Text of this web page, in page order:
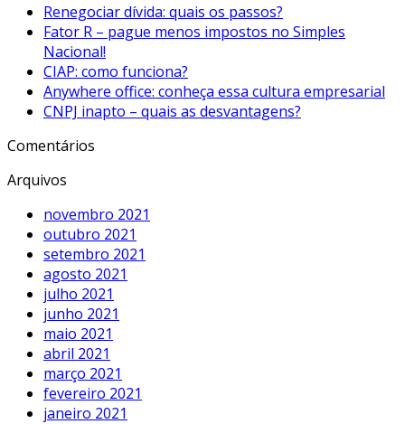
Renegociar dívida: quais os passos?
Fator R – pague menos impostos no Simples
Nacional!
CIAP: como funciona?
Anywhere office: conheça essa cultura empresarial
CNPJ inapto – quais as desvantagens?
Comentários
Arquivos
novembro 2021
outubro 2021
setembro 2021
agosto 2021
julho 2021
junho 2021
maio 2021
abril 2021
março 2021
fevereiro 2021
janeiro 2021